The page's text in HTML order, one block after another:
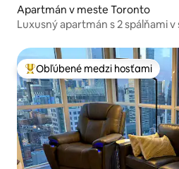
Apartmán v meste Toronto
Luxusný apartmán s 2 spálňami
Najobľúbenejšie medzi hosťami
Obľúbené medzi hosťami